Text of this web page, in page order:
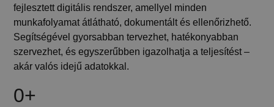
fejlesztett digitális rendszer, amellyel minden
munkafolyamat átlátható, dokumentált és ellenőrizhető.
Segítségével gyorsabban tervezhet, hatékonyabban
szervezhet, és egyszerűbben igazolhatja a teljesítést –
akár valós idejű adatokkal.
0+